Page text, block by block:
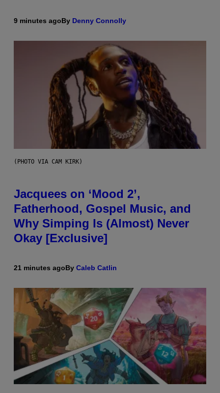
9 minutes agoBy Denny Connolly
(PHOTO VIA CAM KIRK)
Jacquees on ‘Mood 2’,
Fatherhood, Gospel Music, and
Why Simping Is (Almost) Never
Okay [Exclusive]
21 minutes agoBy Caleb Catlin